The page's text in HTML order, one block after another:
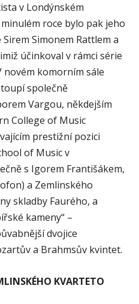
v Londýnském
roce bylo pak jeho
Simonem Rattlem a
účinkoval v rámci série
novém komorním sále
společně
Vargou, někdejším
College of Music
prestižní pozici
of Music v
s Igorem Františákem,
a Zemlinského
skladby Faurého, a
kameny“ –
dvojice
a Brahmsův kvintet.
KVARTETO